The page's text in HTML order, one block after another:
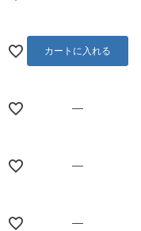
カートに入れる
—
—
—